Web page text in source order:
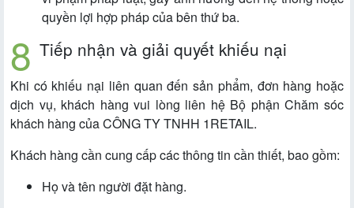
quyền lợi hợp pháp của bên thứ ba.
Tiếp nhận và giải quyết khiếu nại
Khi có khiếu nại liên quan đến sản phẩm, đơn hàng hoặc
dịch vụ, khách hàng vui lòng liên hệ Bộ phận Chăm sóc
khách hàng của CÔNG TY TNHH 1RETAIL.
Khách hàng cần cung cấp các thông tin cần thiết, bao gồm:
Họ và tên người đặt hàng.